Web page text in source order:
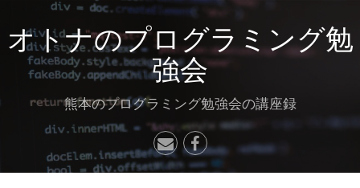
オトナのプログラミング勉
強会
熊本のプログラミング勉強会の講座録